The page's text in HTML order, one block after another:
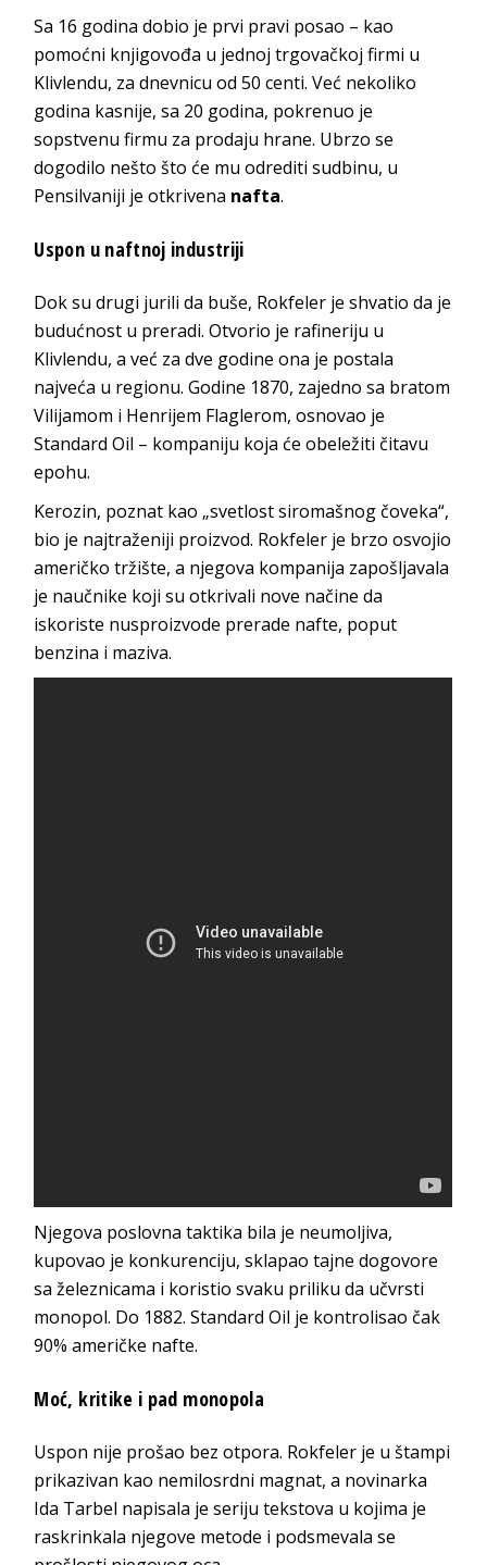
Sa 16 godina dobio je prvi pravi posao – kao
pomoćni knjigovođa u jednoj trgovačkoj firmi u
Klivlendu, za dnevnicu od 50 centi. Već nekoliko
godina kasnije, sa 20 godina, pokrenuo je
sopstvenu firmu za prodaju hrane. Ubrzo se
dogodilo nešto što će mu odrediti sudbinu, u
Pensilvaniji je otkrivena nafta.
Uspon u naftnoj industriji
Dok su drugi jurili da buše, Rokfeler je shvatio da je
budućnost u preradi. Otvorio je rafineriju u
Klivlendu, a već za dve godine ona je postala
najveća u regionu. Godine 1870, zajedno sa bratom
Vilijamom i Henrijem Flaglerom, osnovao je
Standard Oil – kompaniju koja će obeležiti čitavu
epohu.
Kerozin, poznat kao „svetlost siromašnog čoveka“,
bio je najtraženiji proizvod. Rokfeler je brzo osvojio
američko tržište, a njegova kompanija zapošljavala
je naučnike koji su otkrivali nove načine da
iskoriste nusproizvode prerade nafte, poput
benzina i maziva.
Njegova poslovna taktika bila je neumoljiva,
kupovao je konkurenciju, sklapao tajne dogovore
sa železnicama i koristio svaku priliku da učvrsti
monopol. Do 1882. Standard Oil je kontrolisao čak
90% američke nafte.
Moć, kritike i pad monopola
Uspon nije prošao bez otpora. Rokfeler je u štampi
prikazivan kao nemilosrdni magnat, a novinarka
Ida Tarbel napisala je seriju tekstova u kojima je
raskrinkala njegove metode i podsmevala se